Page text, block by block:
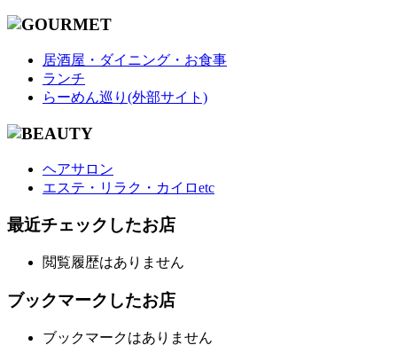
居酒屋・ダイニング・お食事
ランチ
らーめん巡り(外部サイト)
ヘアサロン
エステ・リラク・カイロetc
最近チェックしたお店
閲覧履歴はありません
ブックマークしたお店
ブックマークはありません